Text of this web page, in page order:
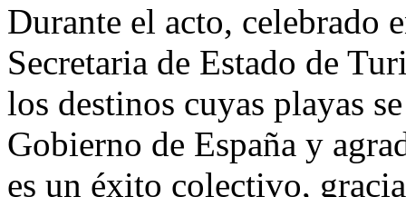
Durante el acto, celebrado
Secretaria de Estado de
los destinos cuyas playas
Gobierno de España y
es un éxito colectivo,